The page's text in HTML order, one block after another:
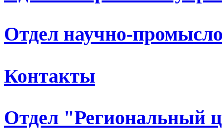
Отдел научно-
Контакты
Отдел "Региональный